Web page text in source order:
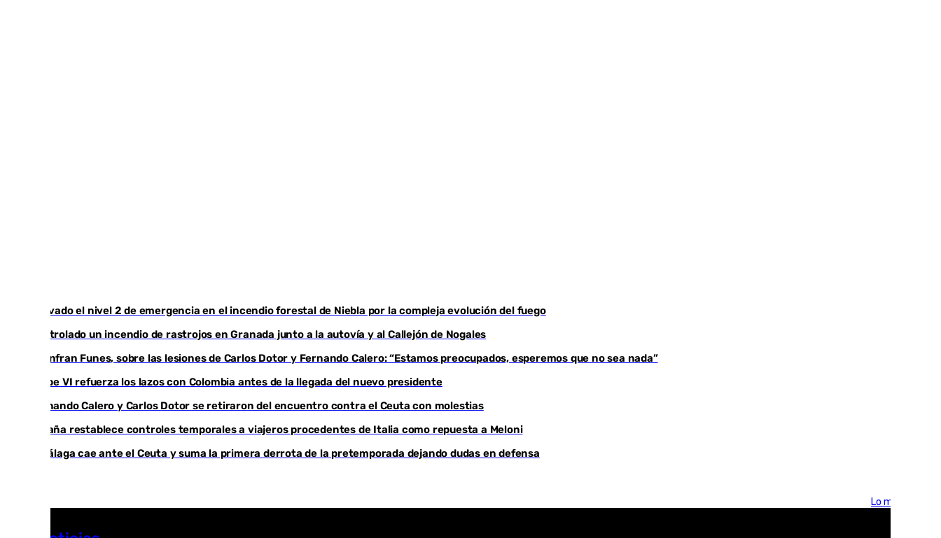
Activado el nivel 2 de emergencia en el incendio forestal de Niebla por la compleja evolución del fuego
Controlado un incendio de rastrojos en Granada junto a la autovía y al Callejón de Nogales
Juanfran Funes, sobre las lesiones de Carlos Dotor y Fernando Calero: “Estamos preocupados, esperemos que no sea nada”
Felipe VI refuerza los lazos con Colombia antes de la llegada del nuevo presidente
Fernando Calero y Carlos Dotor se retiraron del encuentro contra el Ceuta con molestias
España restablece controles temporales a viajeros procedentes de Italia como repuesta a Meloni
El Málaga cae ante el Ceuta y suma la primera derrota de la pretemporada dejando dudas en defensa
Lo más visto >